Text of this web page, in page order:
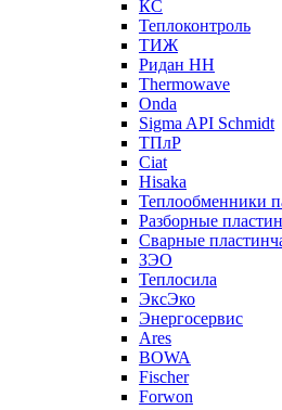
КС
Теплоконтроль
ТИЖ
Ридан НН
Thermowave
Onda
Sigma API Schmidt
ТПлР
Ciat
Hisaka
Теплообменники
Разборные
Сварные
ЗЭО
Теплосила
ЭксЭко
Энергосервис
Ares
BOWA
Fischer
Forwon